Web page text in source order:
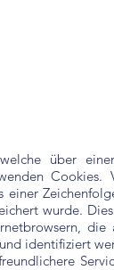
über
wurde.
identifiziert